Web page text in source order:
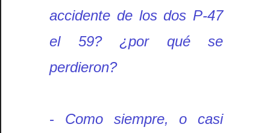
accidente de los dos P-47
el 59? ¿por qué se
perdieron?
- Como siempre, o casi